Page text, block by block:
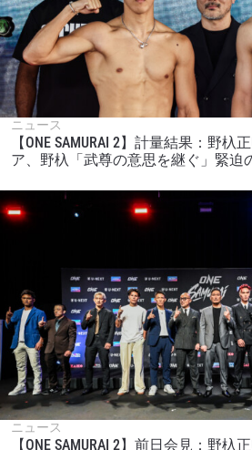
ニュース
【ONE SAMURAI 2】計量結果：野杁
ア、野杁「武尊の意思を継ぐ」緊迫
ニュース
【ONE SAMURAI 2】前日会見：野杁